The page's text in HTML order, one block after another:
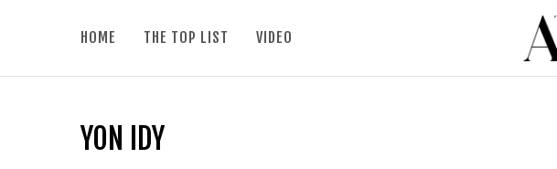
HOME THE TOP LIST VIDEO
YON IDY